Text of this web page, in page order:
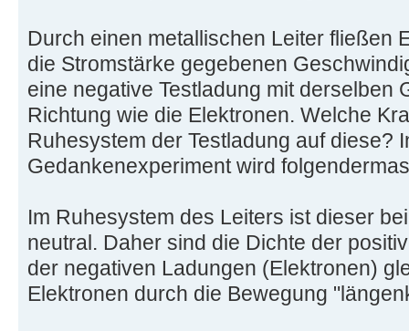
Durch einen metallischen Leiter fließen
die Stromstärke gegebenen
eine negative Testladung mit derselben
Richtung wie die Elektronen. Welche
Ruhesystem der Testladung auf diese?
Gedankenexperiment wird
Im Ruhesystem des Leiters ist dieser
neutral. Daher sind die Dichte der
der negativen Ladungen (Elektronen)
Elektronen durch die Bewegung